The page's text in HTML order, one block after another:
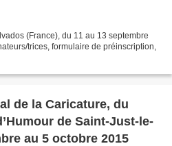
(France), du 11 au 13 septembre
trices, formulaire de préinscription,
de la Caricature, du
de Saint-Just-le-
au 5 octobre 2015